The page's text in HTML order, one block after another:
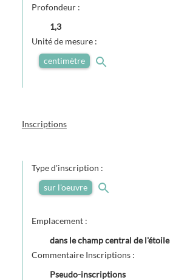
Profondeur :
1,3
Unité de mesure :
centimètre
Inscriptions
Type d'inscription :
sur l'oeuvre
Emplacement :
dans le champ central de l'étoile
Commentaire Inscriptions :
Pseudo-inscriptions